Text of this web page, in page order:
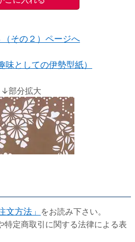
その２）ページへ
味としての伊勢型紙）
↓部分拡大
文方法」 をお読み下さい。
特定商取引に関する法律による表